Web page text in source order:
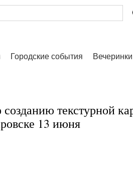
Городские события Вечеринки
текстурной
13 июня